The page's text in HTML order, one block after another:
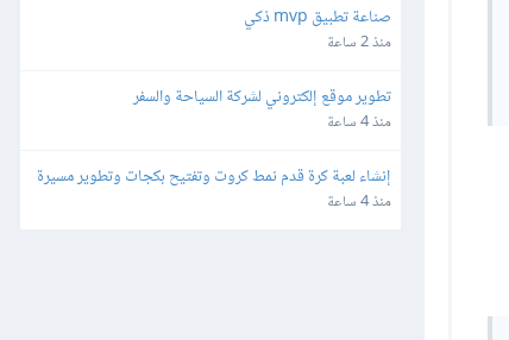
صناعة تطبيق mvp ذكي
منذ 2 ساعة
تطوير موقع إلكتروني لشركة السياحة والسفر
منذ 4 ساعة
لاعب للهواتف
منذ 4 ساعة